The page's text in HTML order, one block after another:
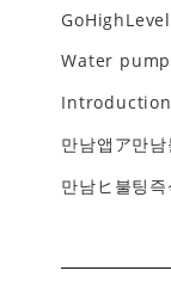
Water
Introduction
만남앱ア만
만남ヒ불팅